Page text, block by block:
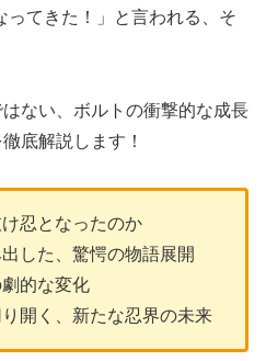
ってきた！」と言われる、そ
ない、ボルトの衝撃的な成長
底解説します！
忍となったのか
した、驚愕の物語展開
的な変化
開く、新たな忍界の未来